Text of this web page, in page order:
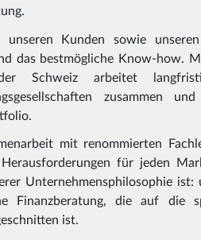
Kunden sowie
das bestmögliche Know-how.
Schweiz arbeitet
zusammen
mit renommierten
Herausforderungen für jeden
Unternehmensphilosophie ist:
Finanzberatung, die auf die
ist.